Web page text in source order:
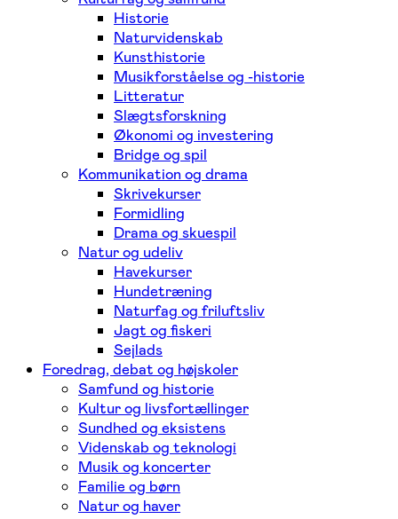
Historie
Naturvidenskab
Kunsthistorie
Musikforståelse og -historie
Litteratur
Slægtsforskning
Økonomi og investering
Bridge og spil
Kommunikation og drama
Skrivekurser
Formidling
Drama og skuespil
Natur og udeliv
Havekurser
Hundetræning
Naturfag og friluftsliv
Jagt og fiskeri
Sejlads
Foredrag, debat og højskoler
Samfund og historie
Kultur og livsfortællinger
Sundhed og eksistens
Videnskab og teknologi
Musik og koncerter
Familie og børn
Natur og haver